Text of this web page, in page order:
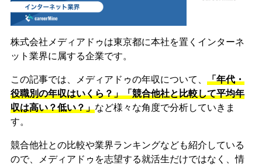
株式会社メディアドゥは東京都に本社を置くインターネ
ット業界に属する企業です。
この記事では、メディアドゥの年収について、 「年代・
役職別の年収はいくら？」「競合他社と比較して平均年
収は高い？低い？」など様々な角度で分析していきま
す。
競合他社との比較や業界ランキングなども紹介している
ので、メディアドゥを志望する就活生だけではなく、情